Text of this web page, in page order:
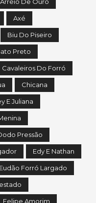
Axé
Biu Do Piseiro
Preto
Cavaleiros Do Forró
Chicana
E Juliana
Pressão
Edy E Nathan
Eudão Forró Largado
Felipe Amorim